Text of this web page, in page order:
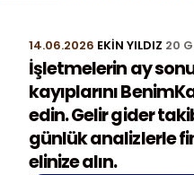
14.06.2026 EKIN YILDIZ 20
İşletmelerin ay
kayıplarını
edin. Gelir gider
günlük analizlerle
elinize alın.